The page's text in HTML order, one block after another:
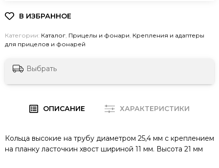
Категории: Каталог, Прицелы и фонари, Крепления и адаптеры
для прицелов и фонарей
Выбрать
ОПИСАНИЕ ХАРАКТЕРИСТИКИ
Кольца высокие на трубу диаметром 25,4 мм с креплением
на планку ласточкин хвост шириной 11 мм. Высота 21 мм